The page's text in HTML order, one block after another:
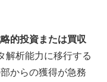
的投資または買収
解析能力に移行する
からの獲得が急務